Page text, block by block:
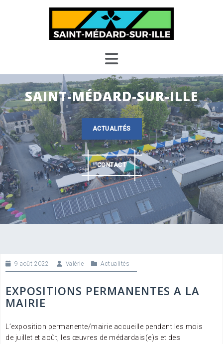
SAINT-MÉDARD-SUR-ILLE
ACTUALITÉS
CONTACT
9 août 2022 Valérie Actualités
EXPOSITIONS PERMANENTES A LA
MAIRIE
L’exposition permanente/mairie accueille pendant les mois
de juillet et août, les œuvres de médardais(e)s et des